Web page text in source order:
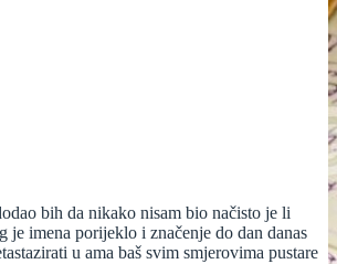
bih da nikako nisam bio načisto je li
imena porijeklo i značenje do dan danas
u ama baš svim smjerovima pustare